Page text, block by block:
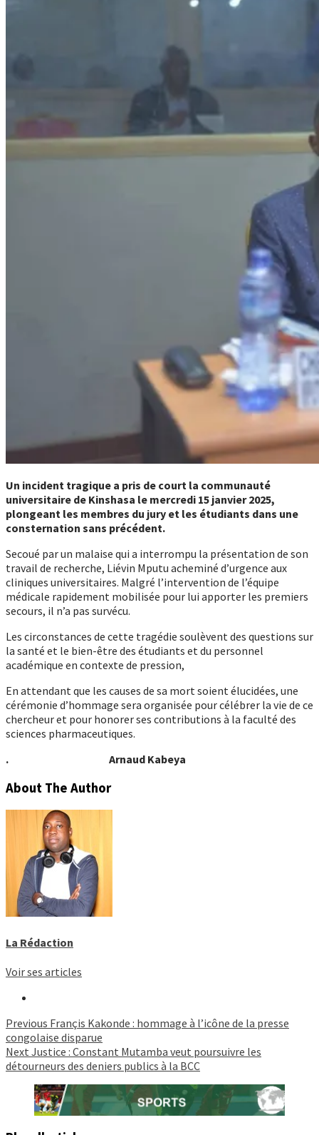
Un incident tragique a pris de court la communauté
universitaire de Kinshasa le mercredi 15 janvier 2025,
plongeant les membres du jury et les étudiants dans une
consternation sans précédent.
Secoué par un malaise qui a interrompu la présentation de son
travail de recherche, Liévin Mputu acheminé d’urgence aux
cliniques universitaires. Malgré l’intervention de l’équipe
médicale rapidement mobilisée pour lui apporter les premiers
secours, il n’a pas survécu.
Les circonstances de cette tragédie soulèvent des questions sur
la santé et le bien-être des étudiants et du personnel
académique en contexte de pression,
En attendant que les causes de sa mort soient élucidées, une
cérémonie d’hommage sera organisée pour célébrer la vie de ce
chercheur et pour honorer ses contributions à la faculté des
sciences pharmaceutiques.
. Arnaud Kabeya
About The Author
La Rédaction
Voir ses articles
Continue
Reading
Previous Françis Kakonde : hommage à l’icône de la presse
congolaise disparue
Next Justice : Constant Mutamba veut poursuivre les
détourneurs des deniers publics à la BCC